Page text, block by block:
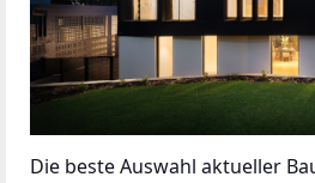
Die beste Auswahl aktueller